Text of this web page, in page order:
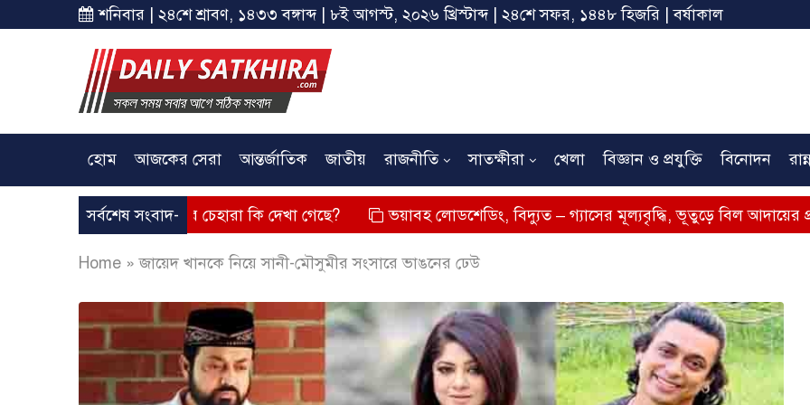
শনিবার | ২৪শে শ্রাবণ, ১৪৩৩ বঙ্গাব্দ | ৮ই আগস্ট, ২০২৬ খ্রিস্টাব্দ | ২৪শে সফর, ১৪৪৮ হিজরি | বর্ষাকাল
হোম আজকের সেরা আন্তর্জাতিক জাতীয় রাজনীতি সাতক্ষীরা খেলা বিজ্ঞান ও প্রযুক্তি বিনোদন
সর্বশেষ সংবাদ-
দিয়েছে? তার চেহারা কি দেখা গেছে? ভয়াবহ লোডশেডিং, বিদ্যুত – গ্যাসের মূল্যবৃদ্ধি, ভূতুড়ে বিল আদায়ের প্রতিবাদে
Home »জায়েদ খানকে নিয়ে সানী-মৌসুমীর সংসারে ভাঙনের ঢেউ